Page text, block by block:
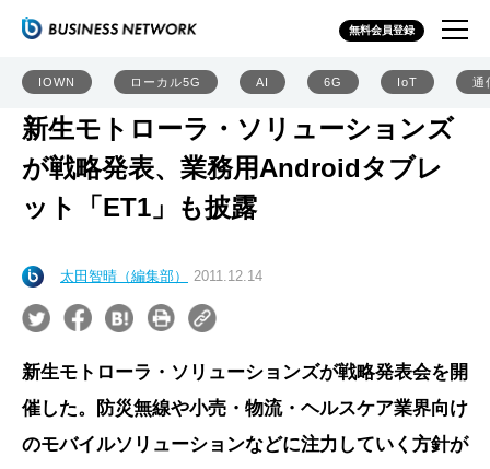
無料会員登録
IOWN ローカル5G AI 6G IoT 通
新生モトローラ・ソリューションズ
が戦略発表、業務用Androidタブレ
ット「ET1」も披露
太田智晴（編集部） 2011.12.14
新生モトローラ・ソリューションズが戦略発表会を開
催した。防災無線や小売・物流・ヘルスケア業界向け
のモバイルソリューションなどに注力していく方針が